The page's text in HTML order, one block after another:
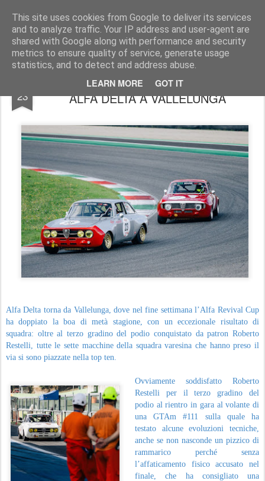
This site uses cookies from Google to deliver its services
and to analyze traffic. Your IP address and user-agent are
shared with Google along with performance and security
metrics to ensure quality of service, generate usage
statistics, and to detect and address abuse.
LEARN MORE GOT IT
AutoMotoCorse. Motorsport Random News 280912
23
ALFA REVIVAL CUP: PODIO E TOP TEN
ALFA DELTA A VALLELUNGA
Alfa Delta torna da Vallelunga, dove nel fine settimana l’Alfa Revival Cup
ha doppiato la boa di metà stagione, con un eccezionale risultato di
squadra: oltre al terzo gradino del podio conquistato da patron Roberto
Restelli, tutte le sette macchine della squadra varesina che hanno preso il
via si sono piazzate nella top ten.
Ovviamente soddisfatto Roberto
Restelli per il terzo gradino del
podio al rientro in gara al volante di
una GTAm #111 sulla quale ha
testato alcune evoluzioni tecniche,
anche se non nasconde un pizzico di
rammarico perché senza
l’affaticamento fisico accusato nel
finale, che ha consigliato una